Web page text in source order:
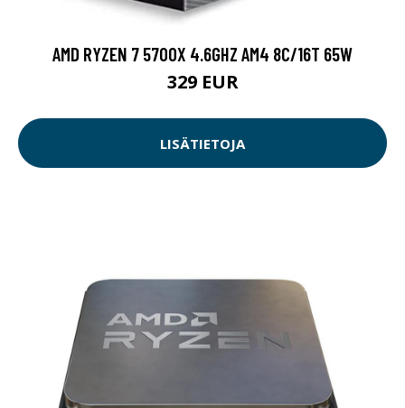
AMD RYZEN 7 5700X 4.6GHZ AM4 8C/16T 65W
329 EUR
LISÄTIETOJA